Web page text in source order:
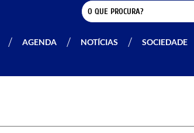
AGENDA NOTÍCIAS SOCIEDADE